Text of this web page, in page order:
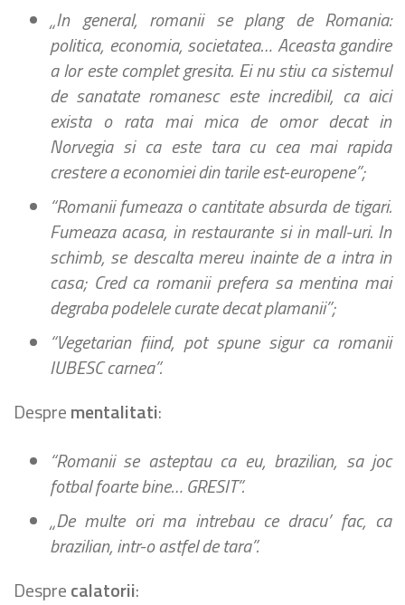
„In general, romanii se plang de Romania:
politica, economia, societatea… Aceasta gandire
a lor este complet gresita. Ei nu stiu ca sistemul
de sanatate romanesc este incredibil, ca aici
exista o rata mai mica de omor decat in
Norvegia si ca este tara cu cea mai rapida
crestere a economiei din tarile est-europene”;
“Romanii fumeaza o cantitate absurda de tigari.
Fumeaza acasa, in restaurante si in mall-uri. In
schimb, se descalta mereu inainte de a intra in
casa; Cred ca romanii prefera sa mentina mai
degraba podelele curate decat plamanii”;
“Vegetarian fiind, pot spune sigur ca romanii
IUBESC carnea”.
Desprementalitati:
“Romanii se asteptau ca eu, brazilian, sa joc
fotbal foarte bine… GRESIT”.
„De multe ori ma intrebau ce dracu’ fac, ca
brazilian, intr-o astfel de tara”.
Desprecalatorii: